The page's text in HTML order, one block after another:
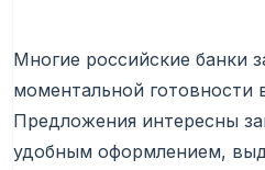
Многие российские банки
моментальной готовности
Предложения интересны
удобным оформлением,